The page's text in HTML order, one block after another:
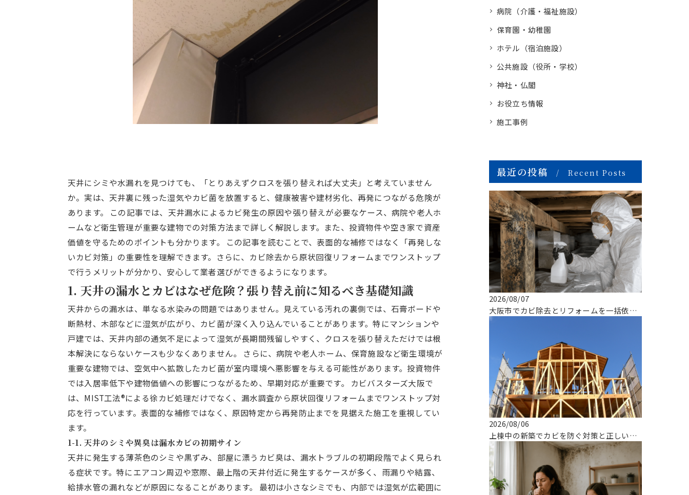
天井にシミや水漏れを見つけても、「とりあえずクロスを張り替えれば大丈夫」と考えていません
か。実は、天井裏に残った湿気やカビ菌を放置すると、健康被害や建材劣化、再発につながる危険が
あります。 この記事では、天井漏水によるカビ発生の原因や張り替えが必要なケース、病院や老人ホ
ームなど衛生管理が重要な建物での対策方法まで詳しく解説します。また、投資物件や空き家で資産
価値を守るためのポイントも分かります。 この記事を読むことで、表面的な補修ではなく「再発しな
いカビ対策」の重要性を理解できます。さらに、カビ除去から原状回復リフォームまでワンストップ
で行うメリットが分かり、安心して業者選びができるようになります。
1. 天井の漏水とカビはなぜ危険？張り替え前に知るべき基礎知識
天井からの漏水は、単なる水染みの問題ではありません。見えている汚れの裏側では、石膏ボードや
断熱材、木部などに湿気が広がり、カビ菌が深く入り込んでいることがあります。特にマンションや
戸建では、天井内部の通気不足によって湿気が長期間残留しやすく、クロスを張り替えただけでは根
本解決にならないケースも少なくありません。 さらに、病院や老人ホーム、保育施設など衛生環境が
重要な建物では、空気中へ拡散したカビ菌が室内環境へ悪影響を与える可能性があります。投資物件
では入居率低下や建物価値への影響につながるため、早期対応が重要です。 カビバスターズ大阪で
は、MIST工法®による徐カビ処理だけでなく、漏水調査から原状回復リフォームまでワンストップ対
応を行っています。表面的な補修ではなく、原因特定から再発防止までを見据えた施工を重視してい
ます。
1-1. 天井のシミや異臭は漏水カビの初期サイン
天井に発生する薄茶色のシミや黒ずみ、部屋に漂うカビ臭は、漏水トラブルの初期段階でよく見られ
る症状です。特にエアコン周辺や窓際、最上階の天井付近に発生するケースが多く、雨漏りや結露、
給排水管の漏れなどが原因になることがあります。 最初は小さなシミでも、内部では湿気が広範囲に
病院（介護・福祉施設）
保育園・幼稚園
ホテル（宿泊施設）
公共施設（役所・学校）
神社・仏閣
お役立ち情報
施工事例
最近の投稿 Recent Posts
2026/08/07
大阪市でカビ除去とリフォームを一括依頼できる専門業者の選び方
2026/08/06
上棟中の新築でカビを防ぐ対策と正しい対応とは！